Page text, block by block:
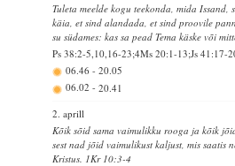
Tuleta meelde kogu teekonda, mida Issand,
käia, et sind alandada, et sind proovile
su südames: kas sa pead Tema käske või
Ps 38:2-5,10,16-23;4Ms 20:1-13;Js 41:17-
06.46 - 20.05
06.02 - 20.41
2. aprill
Kõik sõid sama vaimulikku rooga ja kõik
sest nad jõid vaimulikust kaljust, mis saatis
Kristus. 1Kr 10:3-4